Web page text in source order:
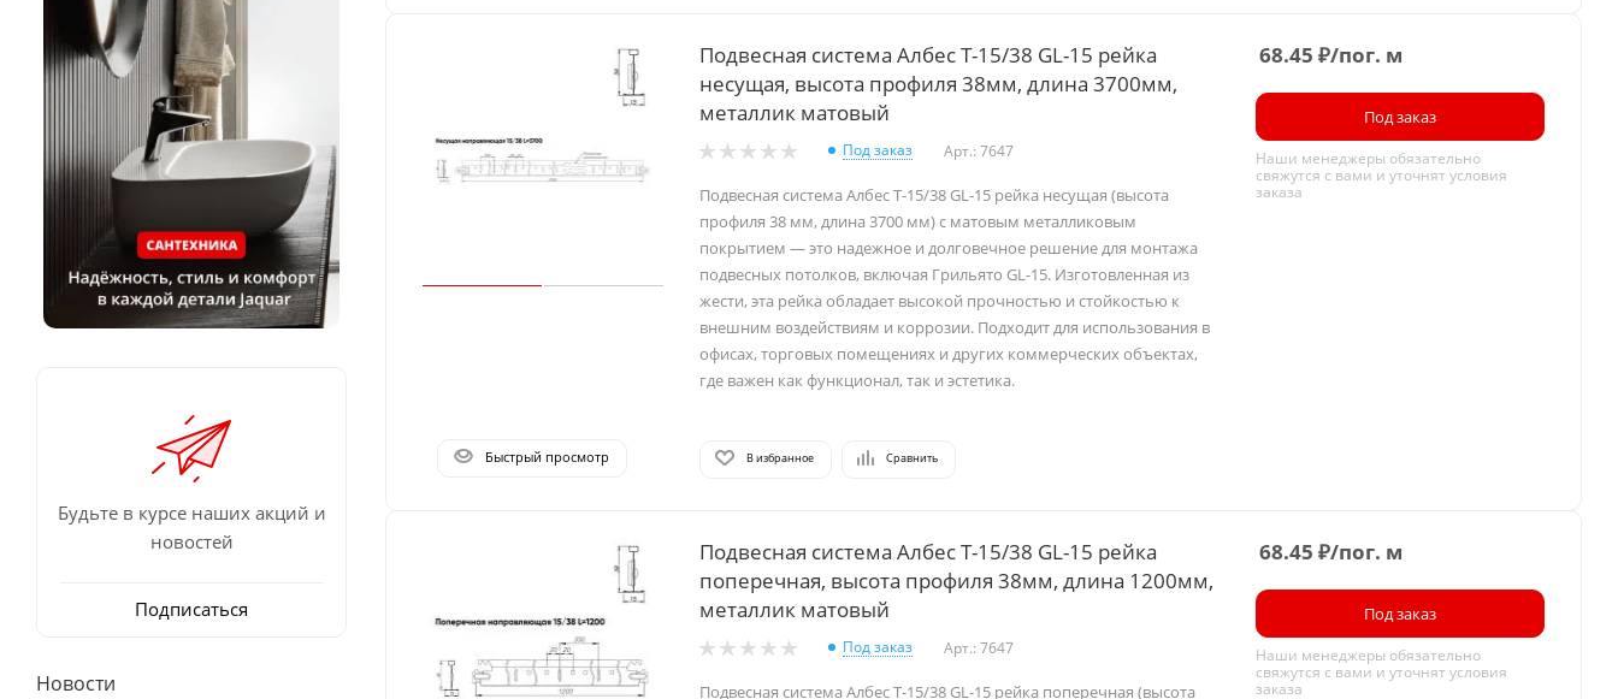
Быстрый просмотр
Подвесная система Албес Т-15/38 GL-15 рейка
несущая, высота профиля 38мм, длина 3700мм,
металлик матовый
Под заказ Арт.: 7647
Подвесная система Албес Т-15/38 GL-15 рейка несущая (высота
профиля 38 мм, длина 3700 мм) с матовым металликовым
покрытием — это надежное и долговечное решение для монтажа
подвесных потолков, включая Грильято GL-15. Изготовленная из
жести, эта рейка обладает высокой прочностью и стойкостью к
внешним воздействиям и коррозии. Подходит для использования в
офисах, торговых помещениях и других коммерческих объектах,
где важен как функционал, так и эстетика.
В избранное Сравнить
68.45 ₽/пог. м
Под заказ
Наши менеджеры обязательно
свяжутся с вами и уточнят условия
заказа
Подвесная система Албес Т-15/38 GL-15 рейка
поперечная, высота профиля 38мм, длина 1200мм,
металлик матовый
Под заказ Арт.: 7647
Подвесная система Албес Т-15/38 GL-15 рейка поперечная (высота
68.45 ₽/пог. м
Под заказ
Наши менеджеры обязательно
свяжутся с вами и уточнят условия
заказа
Будьте в курсе наших акций и
новостей
Подписаться
Новости